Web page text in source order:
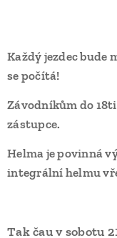
Každý jezdec bude
se počítá!
Závodníkům do
zástupce.
Helma je povinná
integrální helmu
Tak čau v sobotu